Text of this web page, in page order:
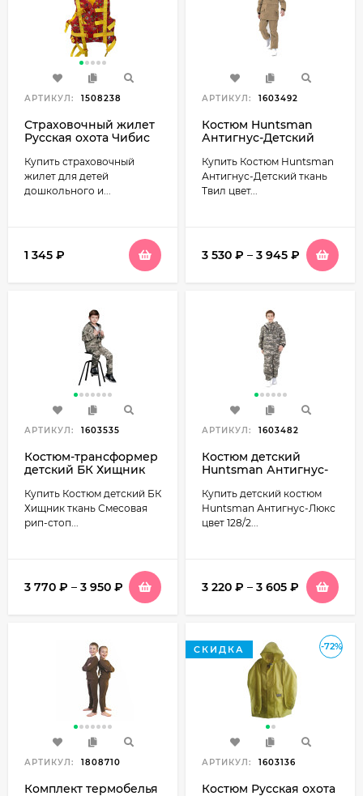
АРТИКУЛ: 1508238
Страховочный жилет
Русская охота Чибис
кг)
Купить страховочный
жилет для детей
дошкольного и...
1 345 ₽
АРТИКУЛ: 1603492
Костюм Huntsman
Антигнус-Детский
бежевый
Купить Костюм Huntsman
Антигнус-Детский ткань
Твил цвет...
3 530 ₽ – 3 945 ₽
АРТИКУЛ: 1603535
Костюм-трансформер
детский БК Хищник
стоп цвет Серый КМФ
Купить Костюм детский БК
Хищник ткань Смесовая
рип-стоп...
3 770 ₽ – 3 950 ₽
АРТИКУЛ: 1603482
Костюм детский
Huntsman Антигнус-
(Сорочка) цвет 128/2
(светлый пиксель)
Купить детский костюм
Huntsman Антигнус-Люкс
цвет 128/2...
3 220 ₽ – 3 605 ₽
АРТИКУЛ: 1808710
Комплект термобелья
-72%
СКИДКА
АРТИКУЛ: 1603136
Костюм Русская охота